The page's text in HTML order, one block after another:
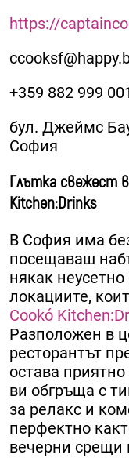
https://
+359 882 999
бул. Джеймс
София
Глътка свежест
Kitchen:Drinks
В София има
посещаваш
някак
локациите,
Cookó
Разположен в
ресторантът
остава
ви обгръща с
за релакс и
перфектно
вечерни срещи